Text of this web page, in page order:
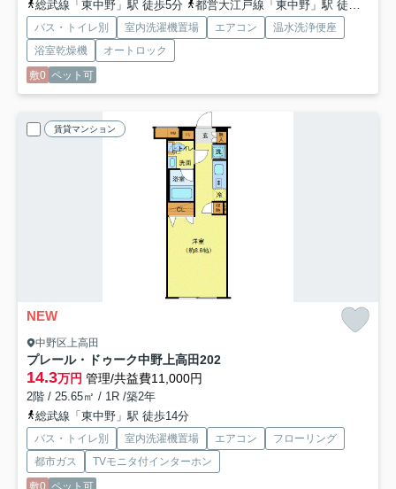
総武線「東中野」駅 徒歩5分
都営大江戸線「東中野」駅 徒歩8分
バス・トイレ別 室内洗濯機置場 エアコン
温水洗浄便座
浴室乾燥機
オートロック
敷0 ペット可
賃貸マンション
NEW
中野区上高田
プレール・ドゥーク中野上高田202
14.3万円 管理/共益費11,000円
2階 / 25.65㎡ / 1R /築2年
総武線「東中野」駅 徒歩14分
バス・トイレ別 室内洗濯機置場 エアコン
フローリング
都市ガス
TVモニタ付インターホン
敷0 ペット可